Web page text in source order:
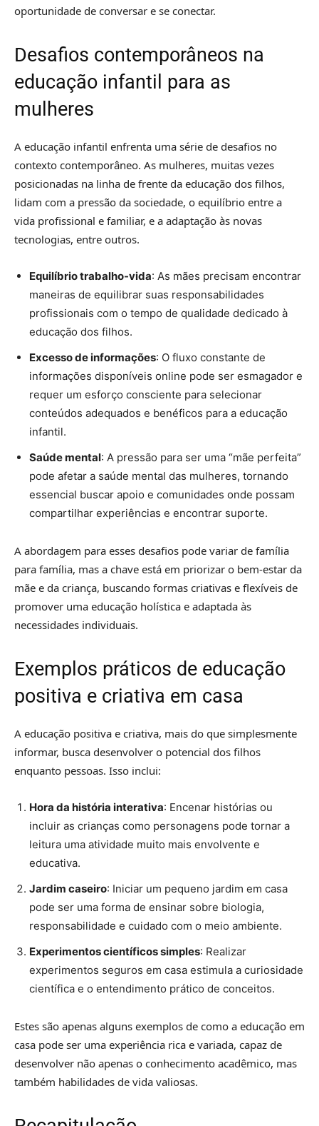
oportunidade de conversar e se conectar.
Desafios contemporâneos na
educação infantil para as
mulheres
A educação infantil enfrenta uma série de desafios no
contexto contemporâneo. As mulheres, muitas vezes
posicionadas na linha de frente da educação dos filhos,
lidam com a pressão da sociedade, o equilíbrio entre a
vida profissional e familiar, e a adaptação às novas
tecnologias, entre outros.
Equilíbrio trabalho-vida: As mães precisam encontrar
maneiras de equilibrar suas responsabilidades
profissionais com o tempo de qualidade dedicado à
educação dos filhos.
Excesso de informações: O fluxo constante de
informações disponíveis online pode ser esmagador e
requer um esforço consciente para selecionar
conteúdos adequados e benéficos para a educação
infantil.
Saúde mental: A pressão para ser uma “mãe perfeita”
pode afetar a saúde mental das mulheres, tornando
essencial buscar apoio e comunidades onde possam
compartilhar experiências e encontrar suporte.
A abordagem para esses desafios pode variar de família
para família, mas a chave está em priorizar o bem-estar da
mãe e da criança, buscando formas criativas e flexíveis de
promover uma educação holística e adaptada às
necessidades individuais.
Exemplos práticos de educação
positiva e criativa em casa
A educação positiva e criativa, mais do que simplesmente
informar, busca desenvolver o potencial dos filhos
enquanto pessoas. Isso inclui:
Hora da história interativa: Encenar histórias ou
incluir as crianças como personagens pode tornar a
leitura uma atividade muito mais envolvente e
educativa.
Jardim caseiro: Iniciar um pequeno jardim em casa
pode ser uma forma de ensinar sobre biologia,
responsabilidade e cuidado com o meio ambiente.
Experimentos científicos simples: Realizar
experimentos seguros em casa estimula a curiosidade
científica e o entendimento prático de conceitos.
Estes são apenas alguns exemplos de como a educação em
casa pode ser uma experiência rica e variada, capaz de
desenvolver não apenas o conhecimento acadêmico, mas
também habilidades de vida valiosas.